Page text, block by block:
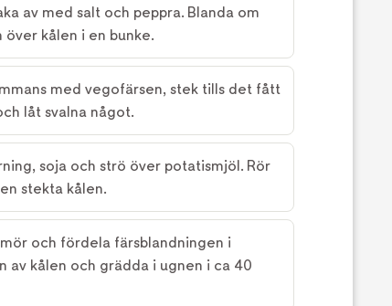
av med salt och peppra. Blanda om
kålen i en bunke.
med vegofärsen, stek tills det fått
låt svalna något.
soja och strö över potatismjöl. Rör
stekta kålen.
och fördela färsblandningen i
av kålen och grädda i ugnen i ca 40